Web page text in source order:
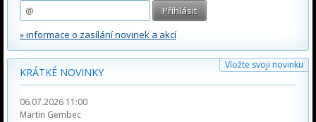
» informace o zasílání novinek a akcí
Vložte svoji novinku
KRÁTKÉ NOVINKY
06.07.2026 11:00
Martin Gembec